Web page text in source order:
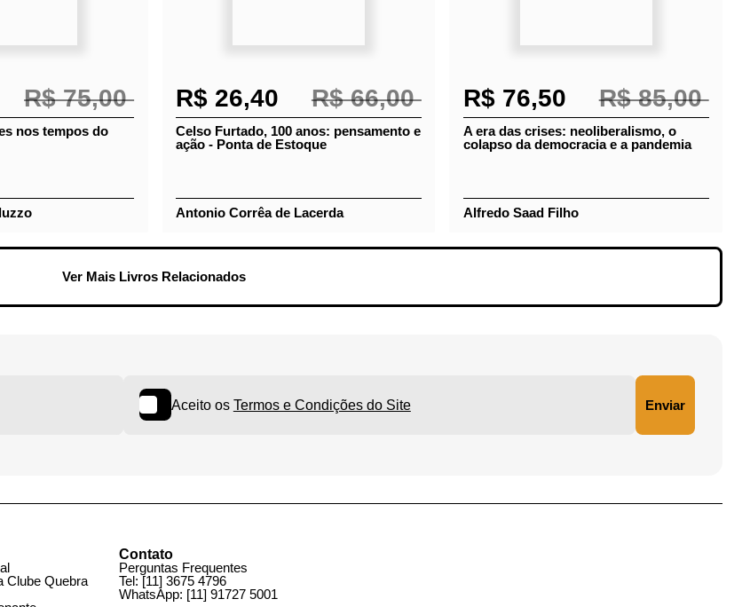
R$ 26,40 R$ 66,00
pensamento e ação - Ponta de
Estoque
Antonio Corrêa de Lacerda
R$ 76,50 R$ 85,00
colapso da democracia e a
pandemia